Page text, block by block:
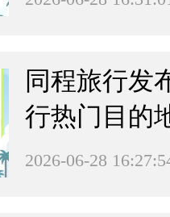
同程旅行发
行热门目的
2026-06-28